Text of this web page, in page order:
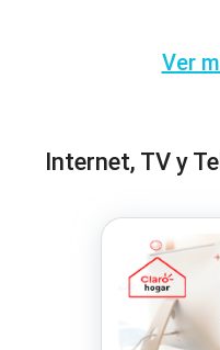
Ver
Internet, TV y